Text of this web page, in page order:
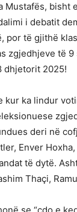
Mustafës, bisht
i debatit
por të gjithë
zgjedhjeve të
dhjetorit 2025!
kur ka lindur
deri në
Enver
të dytë.
Thaçi,